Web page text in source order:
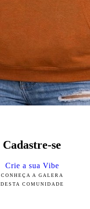
Cadastre-se
Crie a sua Vibe
CONHEÇA A GALERA
DESTA COMUNIDADE